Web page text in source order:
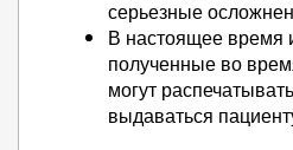
серьезные
В настоящее время
полученные во
могут
выдаваться